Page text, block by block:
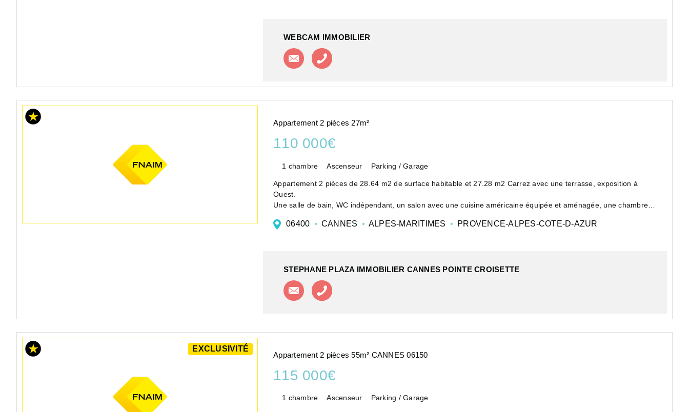
WEBCAM IMMOBILIER
Contacter l'agence
Appartement 2 pièces 27m²
110 000€
1 chambre Ascenseur Parking / Garage
Appartement 2 pièces de 28.64 m2 de surface habitable et 27.28 m2 Carrez avec une terrasse, exposition à
Ouest.
Une salle de bain, WC indépendant, un salon avec une cuisine américaine équipée et aménagée, une chambre
Au premier sous-sol u...
06400 CANNES ALPES-MARITIMES PROVENCE-ALPES-COTE-D-AZUR
STEPHANE PLAZA IMMOBILIER CANNES POINTE CROISETTE
Contacter l'agence
EXCLUSIVITÉ
Appartement 2 pièces 55m² CANNES 06150
115 000€
1 chambre Ascenseur Parking / Garage